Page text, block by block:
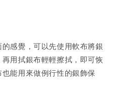
感覺，可以先使用軟布將銀
用拭銀布輕輕擦拭，即可恢
能用來做例行性的銀飾保